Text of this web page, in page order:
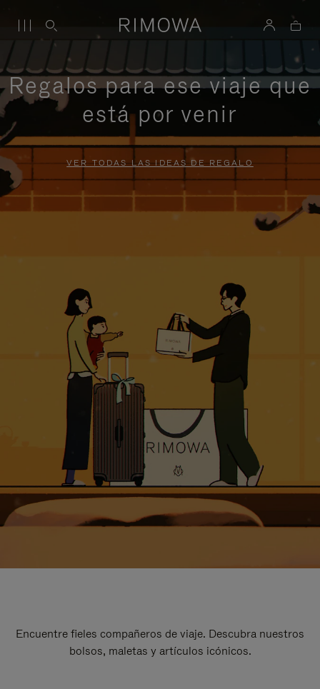
Regalos para ese viaje que
está por venir
VER TODAS LAS IDEAS DE REGALO
Encuentre fieles compañeros de viaje. Descubra nuestros
bolsos, maletas y artículos icónicos.